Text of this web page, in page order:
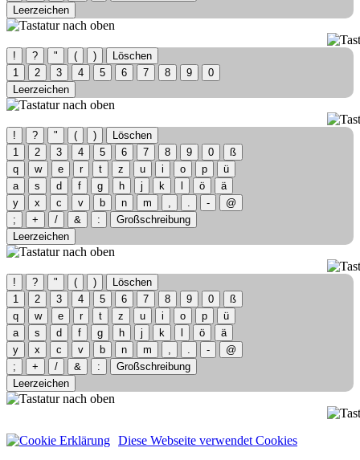
Leerzeichen
! ? " ( )
Löschen
1
2 3 4 5 6 7 8 9
0
Leerzeichen
! ? " ( )
Löschen
1
2 3 4 5 6 7 8 9 0
ß
q
w e r t z u i o p
ü
a
s d f g h j k ö
ä
y
x c v b n m , . -
@
;
+ / & :
Großschreibung
Leerzeichen
! ? " ( )
Löschen
1
2 3 4 5 6 7 8 9 0
ß
q
w e r t z u i o p
ü
a
s d f g h j k ö
ä
y
x c v b n m , . -
@
;
+ / & :
Großschreibung
Leerzeichen
Diese Webseite verwendet Cookies